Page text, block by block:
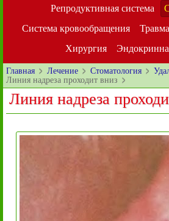
Репродуктивная система
Система кровообращения
Хирургия
Главная Лечение Стоматология
Линия надреза проходит вниз
Линия надреза